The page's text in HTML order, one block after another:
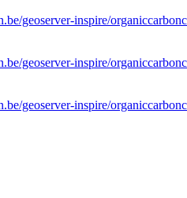
geoserver-inspire/
geoserver-inspire/
geoserver-inspire/